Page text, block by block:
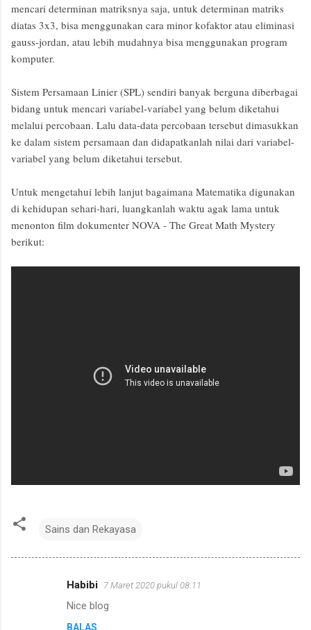
mencari determinan matriksnya saja, untuk determinan matriks
diatas 3x3, bisa menggunakan cara minor kofaktor atau eliminasi
gauss-jordan, atau lebih mudahnya bisa menggunakan program
komputer.
Sistem Persamaan Linier (SPL) sendiri banyak berguna diberbagai
bidang untuk mencari variabel-variabel yang belum diketahui
melalui percobaan. Lalu data-data percobaan tersebut dimasukkan
ke dalam sistem persamaan dan didapatkanlah nilai dari variabel-
variabel yang belum diketahui tersebut.
Untuk mengetahui lebih lanjut bagaimana Matematika digunakan
di kehidupan sehari-hari, luangkanlah waktu agak lama untuk
menonton film dokumenter NOVA - The Great Math Mystery
berikut:
Sains dan Rekayasa
Habibi 7 Maret 2020 pukul 08.11
Nice blog
BALAS